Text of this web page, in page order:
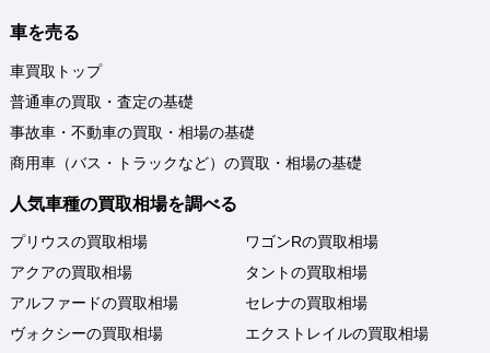
車を売る
車買取トップ
普通車の買取・査定の基礎
事故車・不動車の買取・相場の基礎
商用車（バス・トラックなど）の買取・相場の基礎
人気車種の買取相場を調べる
プリウスの買取相場
アクアの買取相場
アルファードの買取相場
ヴォクシーの買取相場
ワゴンRの買取相場
タントの買取相場
セレナの買取相場
エクストレイルの買取相場